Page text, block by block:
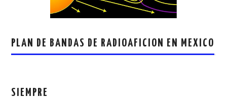
PLAN DE BANDAS DE RADIOAFICION EN MEXICO
SIEMPRE